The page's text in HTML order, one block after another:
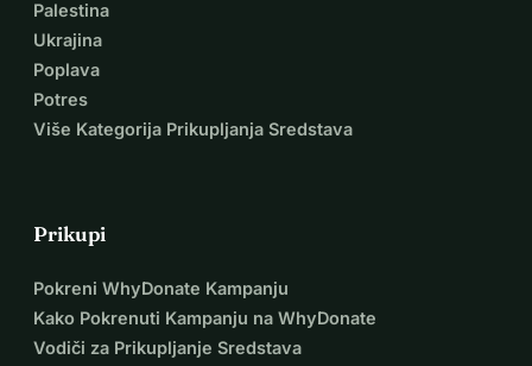
Palestina
Ukrajina
Poplava
Potres
Više Kategorija Prikupljanja Sredstava
Prikupi
Pokreni WhyDonate Kampanju
Kako Pokrenuti Kampanju na WhyDonate
Vodiči za Prikupljanje Sredstava